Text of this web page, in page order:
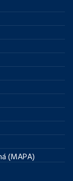
(MAPA)